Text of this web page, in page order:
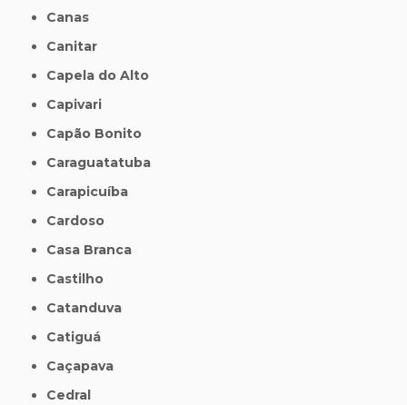
Canas
Canitar
Capela do Alto
Capivari
Capão Bonito
Caraguatatuba
Carapicuíba
Cardoso
Casa Branca
Castilho
Catanduva
Catiguá
Caçapava
Cedral